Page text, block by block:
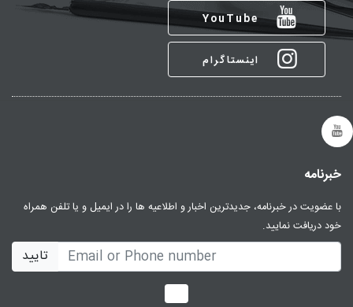
YouTube
اینستاگرام
خبرنامه
با عضویت در خبرنامه، جدیدترین اخبار و اطلاعیه ها را در ایمیل و یا تلفن همراه
خود دریافت نمایید.
تایید